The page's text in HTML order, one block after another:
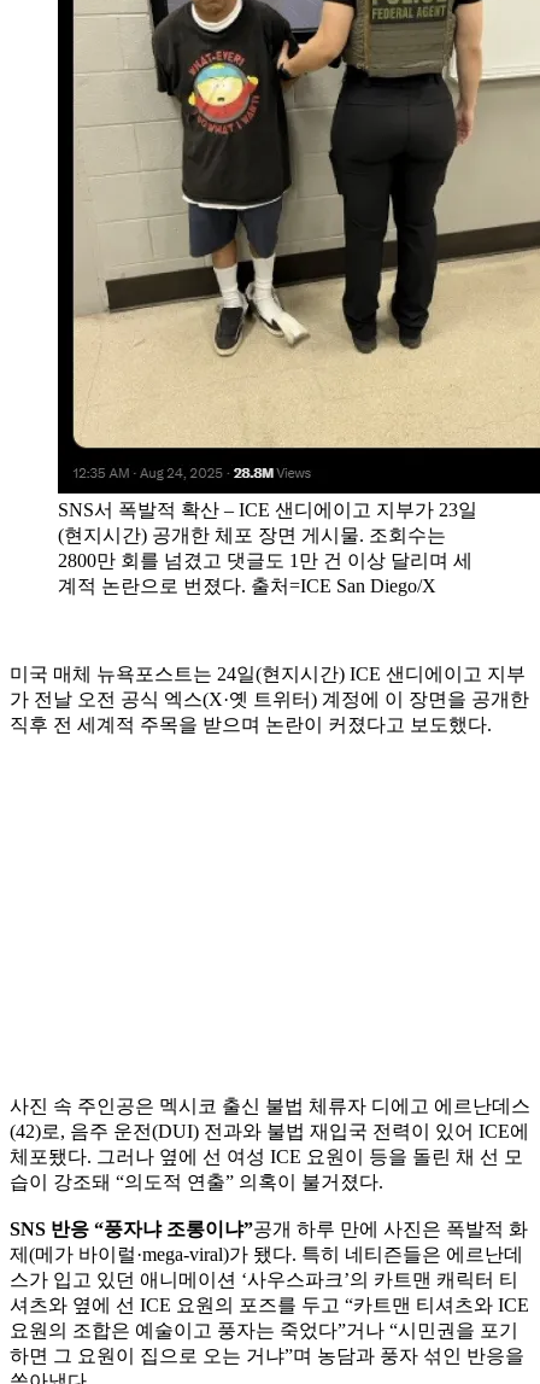
SNS서 폭발적 확산 – ICE 샌디에이고 지부가 23일
(현지시간) 공개한 체포 장면 게시물. 조회수는
2800만 회를 넘겼고 댓글도 1만 건 이상 달리며 세
계적 논란으로 번졌다. 출처=ICE San Diego/X
미국 매체 뉴욕포스트는 24일(현지시간) ICE 샌디에이고 지부
가 전날 오전 공식 엑스(X·옛 트위터) 계정에 이 장면을 공개한
직후 전 세계적 주목을 받으며 논란이 커졌다고 보도했다.
사진 속 주인공은 멕시코 출신 불법 체류자 디에고 에르난데스
(42)로, 음주 운전(DUI) 전과와 불법 재입국 전력이 있어 ICE에
체포됐다. 그러나 옆에 선 여성 ICE 요원이 등을 돌린 채 선 모
습이 강조돼 “의도적 연출” 의혹이 불거졌다.
SNS 반응 “풍자냐 조롱이냐”공개 하루 만에 사진은 폭발적 화
제(메가 바이럴·mega-viral)가 됐다. 특히 네티즌들은 에르난데
스가 입고 있던 애니메이션 ‘사우스파크’의 카트맨 캐릭터 티
셔츠와 옆에 선 ICE 요원의 포즈를 두고 “카트맨 티셔츠와 ICE
요원의 조합은 예술이고 풍자는 죽었다”거나 “시민권을 포기
하면 그 요원이 집으로 오는 거냐”며 농담과 풍자 섞인 반응을